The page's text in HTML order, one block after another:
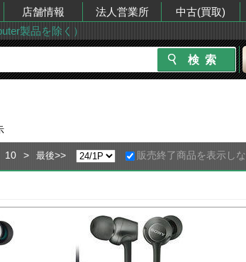
店舗情報 法人営業所 中古(買取)
製品を除く）
10 > 最後>> 販売終了商品を表示し